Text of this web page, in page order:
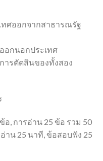
ทศออกจากสาธารณรัฐ
อกนอกประเทศ
ารตัดสินของทั้งสอง
อ, การอ่าน 25 ข้อ รวม 50
าน 25 นาที, ข้อสอบฟัง 25